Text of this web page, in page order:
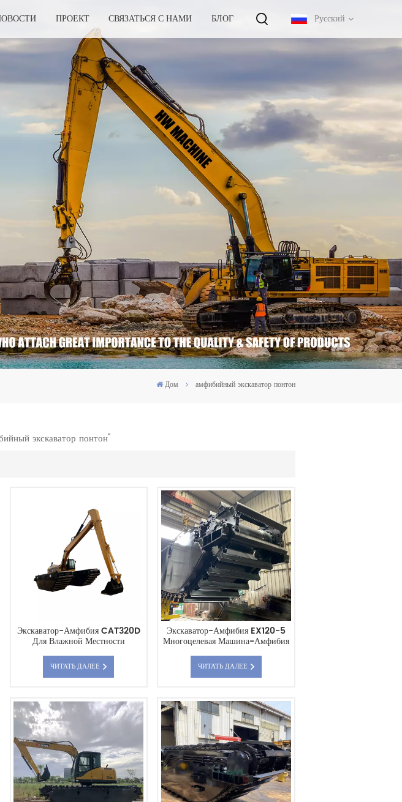
ПРОЕКТ СВЯЗАТЬСЯ С НАМИ БЛОГ Русский
français
русский
español
português
Дом амфибийный экскаватор понтон
экскаватор понтон"
Экскаватор-Амфибия CAT320D
Для Влажной Местности
ЧИТАТЬ ДАЛЕЕ
Экскаватор-Амфибия EX120-5
Многоцелевая Машина-Амфибия
ЧИТАТЬ ДАЛЕЕ